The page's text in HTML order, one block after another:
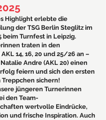
Highlight erlebte die
der TSG Berlin Steglitz im
beim Turnfest in Leipzig.
traten in den
14, 16, 20 und 25/26 an –
Andre (AKL 20) einen
feiern und sich den ersten
Treppchen sichern!
jüngeren Turnerinnen
den Team-
wertvolle Eindrücke,
und frische Inspiration. Auch